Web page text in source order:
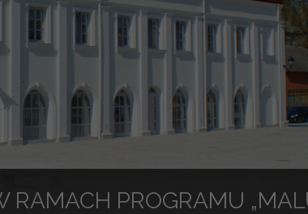
RAMACH PROGRAMU